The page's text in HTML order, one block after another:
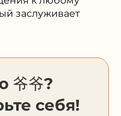
заслуживает
爷爷?
себя!